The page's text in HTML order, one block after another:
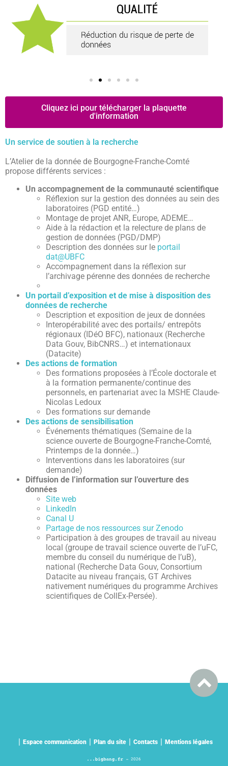
Cliquez ici pour télécharger la plaquette
d'information
Un service de soutien à la recherche
L’Atelier de la donnée de Bourgogne-Franche-Comté
propose différents services :
Un accompagnement de la communauté scientifique
Réflexion sur la gestion des données au sein des
laboratoires (PGD entité…)
Montage de projet ANR, Europe, ADEME…
Aide à la rédaction et la relecture de plans de
gestion de données (PGD/DMP)
Description des données sur le portail
dat@UBFC
Accompagnement dans la réflexion sur
l’archivage pérenne des données de recherche
Un portail d’exposition et de mise à disposition des
données de recherche
Description et exposition de jeux de données
Interopérabilité avec des portails/ entrepôts
régionaux (IDéO BFC), nationaux (Recherche
Data Gouv, BibCNRS…) et internationaux
(Datacite)
Des actions de formation
Des formations proposées à l’École doctorale et
à la formation permanente/continue des
personnels, en partenariat avec la MSHE Claude-
Nicolas Ledoux
Des formations sur demande
Des actions de sensibilisation
Événements thématiques (Semaine de la
science ouverte de Bourgogne-Franche-Comté,
Printemps de la donnée…)
Interventions dans les laboratoires (sur
demande)
Diffusion de l’information sur l’ouverture des
données
Site web
LinkedIn
Canal U
Partage de nos ressources sur Zenodo
Participation à des groupes de travail au niveau
local (groupe de travail science ouverte de l’uFC,
membre du conseil du numérique de l’uB),
national (Recherche Data Gouv, Consortium
Datacite au niveau français, GT Archives
nativement numériques du programme Archives
scientifiques de CollEx-Persée).
Espace communication Plan du site Contacts Mentions légales
2026